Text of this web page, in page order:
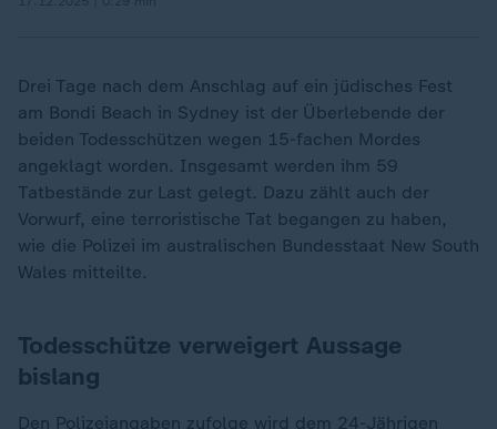
Drei Tage nach dem Anschlag auf ein jüdisches Fest
am Bondi Beach in Sydney ist der Überlebende der
beiden Todesschützen wegen 15-fachen Mordes
angeklagt worden. Insgesamt werden ihm 59
Tatbestände zur Last gelegt. Dazu zählt auch der
Vorwurf, eine terroristische Tat begangen zu haben,
wie die Polizei im australischen Bundesstaat New South
Wales mitteilte.
Todesschütze verweigert Aussage
bislang
Den Polizeiangaben zufolge wird dem 24-Jährigen